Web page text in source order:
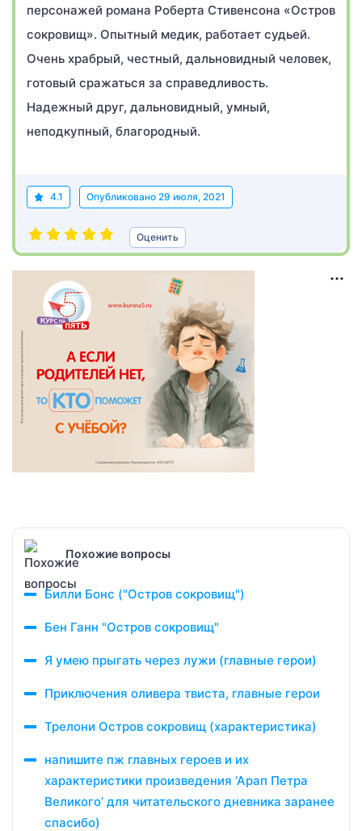
персонажей романа Роберта Стивенсона «Остров
сокровищ». Опытный медик, работает судьей.
Очень храбрый, честный, дальновидный человек,
готовый сражаться за справедливость.
Надежный друг, дальновидный, умный,
неподкупный, благородный.
4.1 Опубликовано 29 июля, 2021
Оценить
Похожие вопросы
Билли Бонс ("Остров сокровищ")
Бен Ганн "Остров сокровищ"
Я умею прыгать через лужи (главные герои)
Приключения оливера твиста, главные герои
Трелони Остров сокровищ (характеристика)
напишите пж главных героев и их
характеристики произведения ‘Арап Петра
Великого’ для читательского дневника заранее
спасибо)